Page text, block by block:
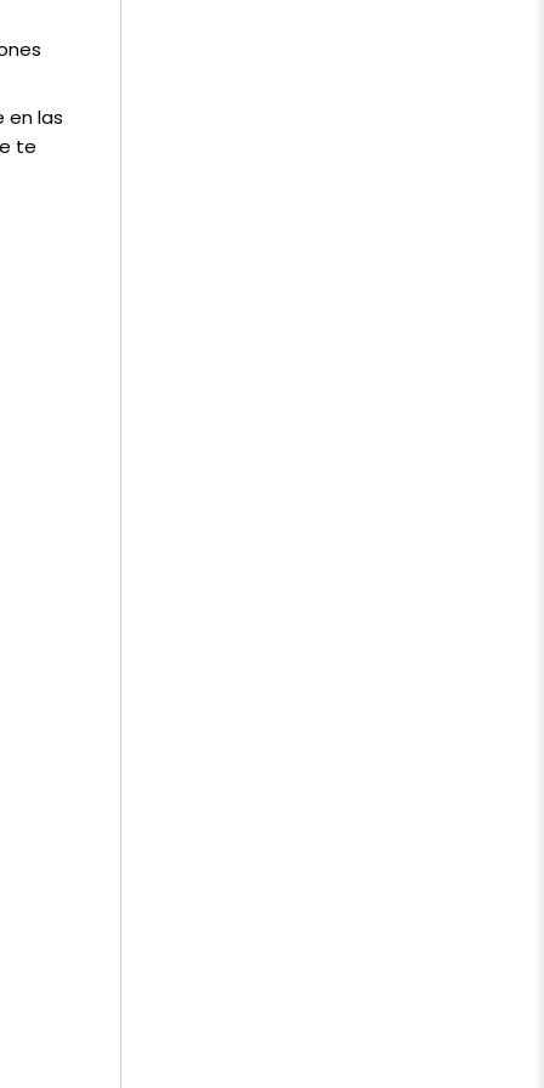
en las
te